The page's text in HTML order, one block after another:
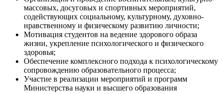
массовых, досуговых и спортивных мероприятий,
содействующих социальному, культурному, духовно-
нравственному и физическому развитию личности;
Мотивация студентов на ведение здорового образа
жизни, укрепление психологического и физического
здоровья;
Обеспечение комплексного подхода к психологическому
сопровождению образовательного процесса;
Участие в реализации мероприятий и программ
Министерства науки и высшего образования